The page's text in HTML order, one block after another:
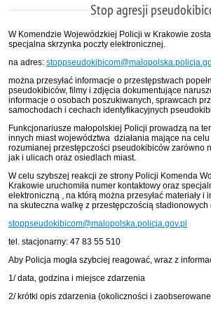
Stop agresji
W Komendzie Wojewódzkiej Policji w Krakowie
specjalna skrzynka poczty elektronicznej.
na adres:
można przesyłać informacje o przestępstwach
pseudokibiców, filmy i zdjęcia dokumentujące
informacje o osobach poszukiwanych, sprawcach
samochodach i cechach identyfikacyjnych
Funkcjonariusze małopolskiej Policji prowadzą na
innych miast województwa działania mające na
rozumianej przestępczości pseudokibiców zarówno
jak i ulicach oraz osiedlach miast.
W celu szybszej reakcji ze strony Policji Komenda
Krakowie uruchomiła numer kontaktowy oraz
elektroniczną , na którą można przesyłać materiały i
na skuteczna walkę z przestępczością stadionowych
stoppseudokibicom@malopolska.policja.gov.pl
tel. stacjonarny: 47 83 55 510
Aby Policja mogła szybciej reagować, wraz z
1/ data, godzina i miejsce zdarzenia
2/ krótki opis zdarzenia (okoliczności i zaobserowane